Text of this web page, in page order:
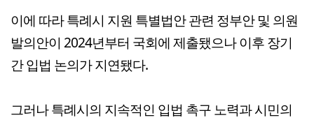
이에 따라 특례시 지원 특별법안 관련 정부안 및 의원
발의안이 2024년부터 국회에 제출됐으나 이후 장기
간 입법 논의가 지연됐다.
그러나 특례시의 지속적인 입법 촉구 노력과 시민의